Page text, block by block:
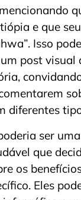
e que
Isso
post visual
diferentes
ser
que
os
Eles